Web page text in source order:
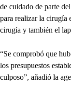
de cuidado de parte
para realizar la cirugía
cirugía y también el
“Se comprobó que
los presupuestos
culposo”, añadió la